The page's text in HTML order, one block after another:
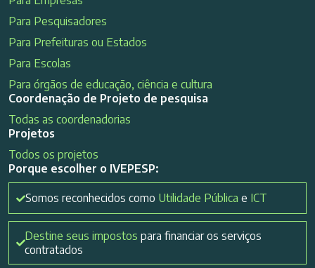
Para Pesquisadores
Para Prefeituras ou Estados
Para Escolas
Para órgãos de educação, ciência e cultura
Coordenação de Projeto de pesquisa
Todas as coordenadorias
Projetos
Todos os projetos
Porque escolher o IVEPESP:
Somos reconhecidos como Utilidade Pública e ICT
Destine seus impostos para financiar os serviços
contratados